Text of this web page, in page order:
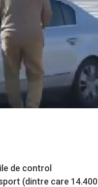
de control
(dintre care 14.400